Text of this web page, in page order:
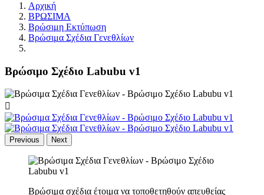
Αρχική
ΒΡΩΣΙΜΑ
Βρώσιμη Εκτύπωση
Βρώσιμα Σχέδια Γενεθλίων
Βρώσιμο Σχέδιο Labubu v1

Previous Next
Βρώσιμα σχέδια έτοιμα να τοποθετηθούν απευθείας